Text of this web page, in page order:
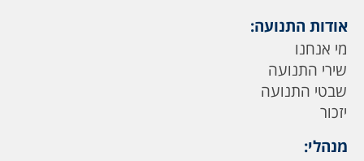
אודות התנועה:
מי אנחנו
שירי התנועה
שבטי התנועה
יזכור
מנהלי: